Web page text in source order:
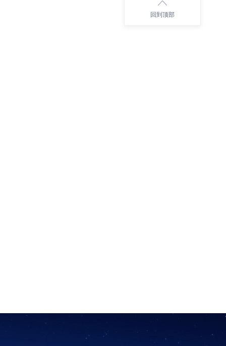
回到顶部